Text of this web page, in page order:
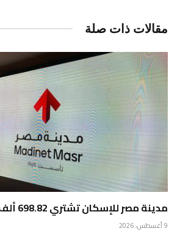
مقالات ذات صلة
مدينة مصر للإسكان تشتري 698.82 ألف سهم خزينة
9 أغسطس، 2026